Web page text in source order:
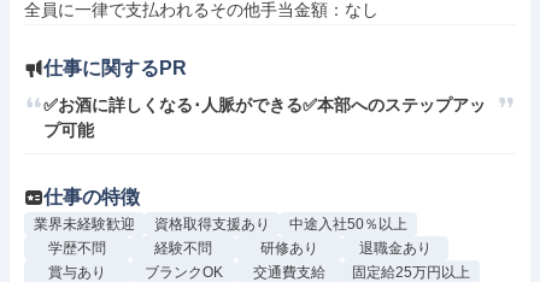
仕事に関するPR
✅お酒に詳しくなる･人脈ができる✅本部へのステップアッ
プ可能
仕事の特徴
業界未経験歓迎 資格取得支援あり
中途入社50％以上
学歴不問
経験不問 研修あり
退職金あり
賞与あり
ブランクOK 交通費支給
固定給25万円以上